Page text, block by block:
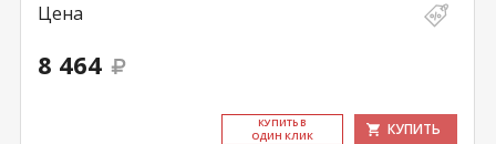
Цена
8 464
КУ­ПИТЬ В
ОДИН КЛИК
КУПИТЬ